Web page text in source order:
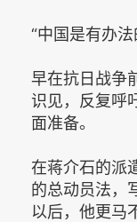
“中国是有办法
早在抗日战争
识见，反复呼
面准备。
在蒋介石的派
的总动员法，
以后，他更马